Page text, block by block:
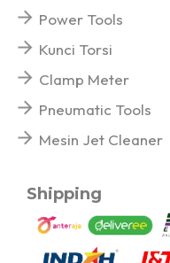
Power Tools
Kunci Torsi
Clamp Meter
Pneumatic Tools
Mesin Jet Cleaner
Shipping